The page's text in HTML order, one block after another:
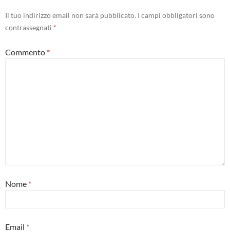
Il tuo indirizzo email non sarà pubblicato. I campi obbligatori sono
contrassegnati *
Commento *
Nome *
Email *